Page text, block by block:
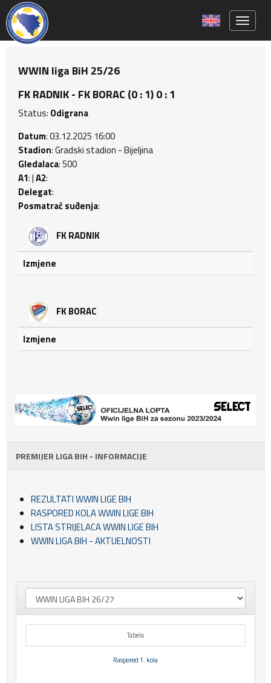
WWIN liga BiH 25/26
FK RADNIK - FK BORAC (0 : 1) 0 : 1
Status: Odigrana
Datum: 03.12.2025 16:00
Stadion: Gradski stadion - Bijeljina
Gledalaca: 500
A1: |A2:
Delegat:
Posmatrač suđenja:
FK RADNIK
Izmjene
FK BORAC
Izmjene
PREMIJER LIGA BIH - INFORMACIJE
REZULTATI WWIN LIGE BIH
RASPORED KOLA WWIN LIGE BIH
LISTA STRIJELACA WWIN LIGE BIH
WWIN LIGA BIH - AKTUELNOSTI
Tabela
Raspored 1. kola